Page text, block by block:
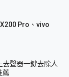
Pro、vivo
聲器一鍵去除人
薦